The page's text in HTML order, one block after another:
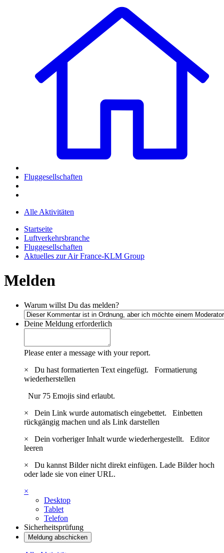
Fluggesellschaften
Alle Aktivitäten
Startseite
Luftverkehrsbranche
Fluggesellschaften
Aktuelles zur Air France-KLM Group
Melden
Warum willst Du das melden?
Deine Meldung erforderlich
Please enter a message with your report.
×
Du hast formatierten Text eingefügt. Formatierung
wiederherstellen
Nur 75 Emojis sind erlaubt.
×
Dein Link wurde automatisch eingebettet. Einbetten
rückgängig machen und als Link darstellen
×
Dein vorheriger Inhalt wurde wiederhergestellt. Editor
leeren
×
Du kannst Bilder nicht direkt einfügen. Lade Bilder hoch
oder lade sie von einer URL.
×
Desktop
Tablet
Telefon
Sicherheitsprüfung
Meldung abschicken